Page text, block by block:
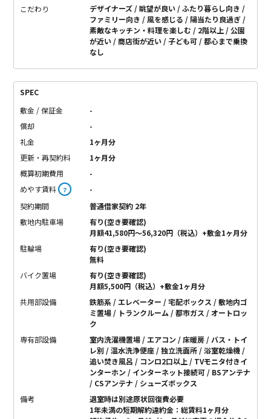
こだわり デザイナーズ 眺望が良い
ふたり暮らし向き
ファミリー向き
風を感じる
陽当たり良過ぎ
素敵なキッチン・料理を楽しむ
2階以上
公園
が近い
商店街が近い 子ども可
都心まで乗換
なし
SPEC
敷金 / 保証金
-
償却
-
礼金
1ヶ月分
更新・再契約料
1ヶ月分
概算初期費用
-
めやす賃料 ？
-
契約期間
普通借家契約 2年
敷地内駐車場
有り(空き要確認)
月額41,580円〜56,320円（税込）+敷金1ヶ月分
駐輪場
有り(空き要確認)
無料
バイク置場
有り(空き要確認)
月額5,500円（税込）+敷金1ヶ月分
共用部設備
鉄筋系 / エレベーター / 宅配ボックス / 敷地内ゴ
ミ置場 / トランクルーム / 都市ガス / オートロッ
ク
専有部設備
室内洗濯機置場 / エアコン / 床暖房 / バス・トイ
レ別 / 温水洗浄便座 / 独立洗面所 / 浴室乾燥機 /
追い焚き風呂 / コンロ2口以上 / TVモニタ付きイ
ンターホン / インターネット接続可 / BSアンテナ
/ CSアンテナ / シューズボックス
備考
退室時は別途原状回復費必要
1年未満の短期解約違約金：総賃料1ヶ月分